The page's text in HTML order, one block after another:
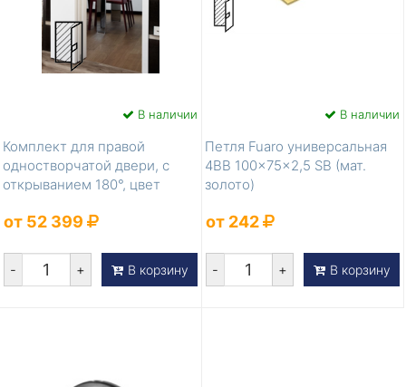
В наличии
Комплект для правой
одностворчатой двери, с
открыванием 180°, цвет
от 52 399
- + В корзину
В наличии
Петля Fuaro универсальная
4BB 100x75x2,5 SB (мат.
золото)
от 242
- + В корзину